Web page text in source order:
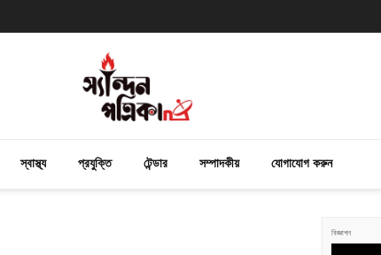
স্বাস্থ্য প্রযুক্তি টেন্ডার সম্পাদকীয় যোগাযোগ করুন
বিজ্ঞাপন